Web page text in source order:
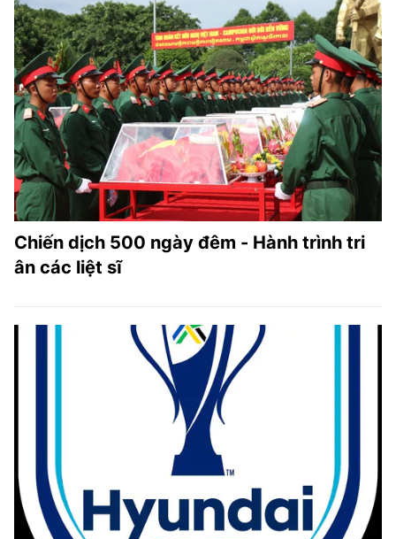
Chiến dịch 500 ngày đêm - Hành trình tri
ân các liệt sĩ